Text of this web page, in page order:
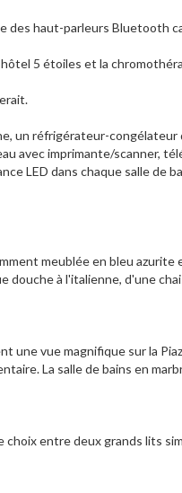
haut-parleurs Bluetooth
5 étoiles et la
un réfrigérateur-congélateur
avec imprimante/scanner,
LED dans chaque salle de
meublée en bleu
douche à l'italienne, d'une
une vue magnifique sur la
La salle de bains en
entre deux grands lits